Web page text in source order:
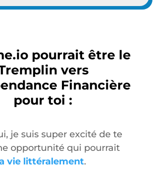
pourrait être le
vers
Financière
pour toi :
je suis super excité de te
opportunité qui pourrait
vie littéralement.